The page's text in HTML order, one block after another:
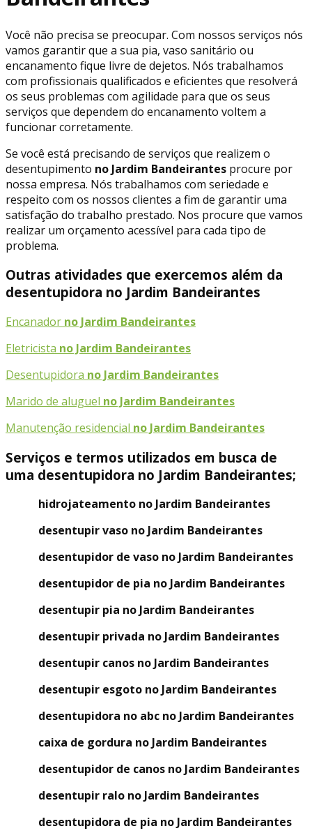
Você não precisa se preocupar. Com nossos serviços nós
vamos garantir que a sua pia, vaso sanitário ou
encanamento fique livre de dejetos. Nós trabalhamos
com profissionais qualificados e eficientes que resolverá
os seus problemas com agilidade para que os seus
serviços que dependem do encanamento voltem a
funcionar corretamente.
Se você está precisando de serviços que realizem o
desentupimento no Jardim Bandeirantes procure por
nossa empresa. Nós trabalhamos com seriedade e
respeito com os nossos clientes a fim de garantir uma
satisfação do trabalho prestado. Nos procure que vamos
realizar um orçamento acessível para cada tipo de
problema.
Outras atividades que exercemos além da
desentupidora no Jardim Bandeirantes
Encanador no Jardim Bandeirantes
Eletricista no Jardim Bandeirantes
Desentupidora no Jardim Bandeirantes
Marido de aluguel no Jardim Bandeirantes
Manutenção residencial no Jardim Bandeirantes
Serviços e termos utilizados em busca de
uma desentupidora no Jardim Bandeirantes;
hidrojateamento no Jardim Bandeirantes
desentupir vaso no Jardim Bandeirantes
desentupidor de vaso no Jardim Bandeirantes
desentupidor de pia no Jardim Bandeirantes
desentupir pia no Jardim Bandeirantes
desentupir privada no Jardim Bandeirantes
desentupir canos no Jardim Bandeirantes
desentupir esgoto no Jardim Bandeirantes
desentupidora no abc no Jardim Bandeirantes
caixa de gordura no Jardim Bandeirantes
desentupidor de canos no Jardim Bandeirantes
desentupir ralo no Jardim Bandeirantes
desentupidora de pia no Jardim Bandeirantes